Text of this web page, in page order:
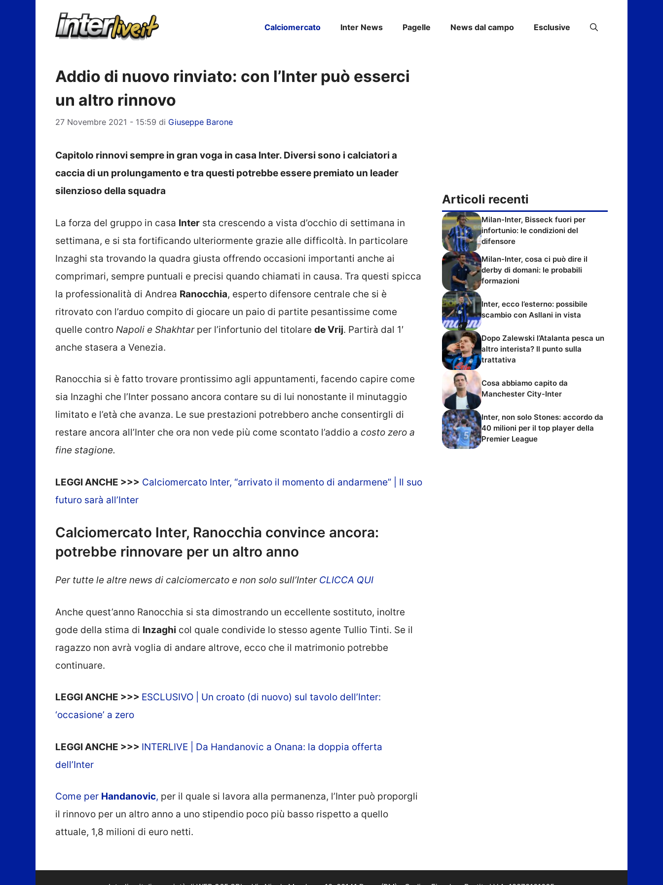
Calciomercato Inter News Pagelle News dal campo Esclusive
Addio di nuovo rinviato: con l’Inter può esserci
un altro rinnovo
27 Novembre 2021 - 15:59 di Giuseppe Barone
Capitolo rinnovi sempre in gran voga in casa Inter. Diversi sono i calciatori a
caccia di un prolungamento e tra questi potrebbe essere premiato un leader
silenzioso della squadra
La forza del gruppo in casa Inter sta crescendo a vista d’occhio di settimana in
settimana, e si sta fortificando ulteriormente grazie alle difficoltà. In particolare
Inzaghi sta trovando la quadra giusta offrendo occasioni importanti anche ai
comprimari, sempre puntuali e precisi quando chiamati in causa. Tra questi spicca
la professionalità di Andrea Ranocchia, esperto difensore centrale che si è
ritrovato con l’arduo compito di giocare un paio di partite pesantissime come
quelle contro Napoli e Shakhtarper l’infortunio del titolare de Vrij. Partirà dal 1′
anche stasera a Venezia.
Ranocchia si è fatto trovare prontissimo agli appuntamenti, facendo capire come
sia Inzaghi che l’Inter possano ancora contare su di lui nonostante il minutaggio
limitato e l’età che avanza. Le sue prestazioni potrebbero anche consentirgli di
restare ancora all’Inter che ora non vede più come scontato l’addio a costo zero a
fine stagione.
LEGGI ANCHE >>> Calciomercato Inter, “arrivato il momento di andarmene” | Il suo
futuro sarà all’Inter
Calciomercato Inter, Ranocchia convince ancora:
potrebbe rinnovare per un altro anno
Per tutte le altre news di calciomercato e non solo sull’InterCLICCA QUI
Anche quest’anno Ranocchia si sta dimostrando un eccellente sostituto, inoltre
gode della stima di Inzaghi col quale condivide lo stesso agente Tullio Tinti. Se il
ragazzo non avrà voglia di andare altrove, ecco che il matrimonio potrebbe
continuare.
LEGGI ANCHE >>> ESCLUSIVO | Un croato (di nuovo) sul tavolo dell’Inter:
‘occasione’ a zero
LEGGI ANCHE >>> INTERLIVE | Da Handanovic a Onana: la doppia offerta
dell’Inter
Come per Handanovic, per il quale si lavora alla permanenza, l’Inter può proporgli
il rinnovo per un altro anno a uno stipendio poco più basso rispetto a quello
attuale, 1,8 milioni di euro netti.
Articoli recenti
Milan-Inter, Bisseck fuori per
infortunio: le condizioni del
difensore
Milan-Inter, cosa ci può dire il
derby di domani: le probabili
formazioni
Inter, ecco l’esterno: possibile
scambio con Asllani in vista
Dopo Zalewski l’Atalanta pesca un
altro interista? Il punto sulla
trattativa
Cosa abbiamo capito da
Manchester City-Inter
Inter, non solo Stones: accordo da
40 milioni per il top player della
Premier League